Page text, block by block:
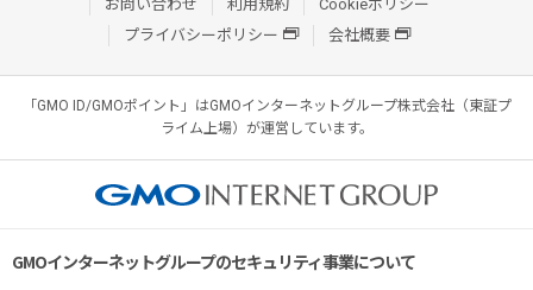
お問い合わせ
利用規約
Cookieポリシー
プライバシーポリシー
会社概要
「GMO ID/GMOポイント」はGMOインターネットグループ株式会社（東証プ
ライム上場）が運営しています。
GMOインターネットグループのセキュリティ事業について